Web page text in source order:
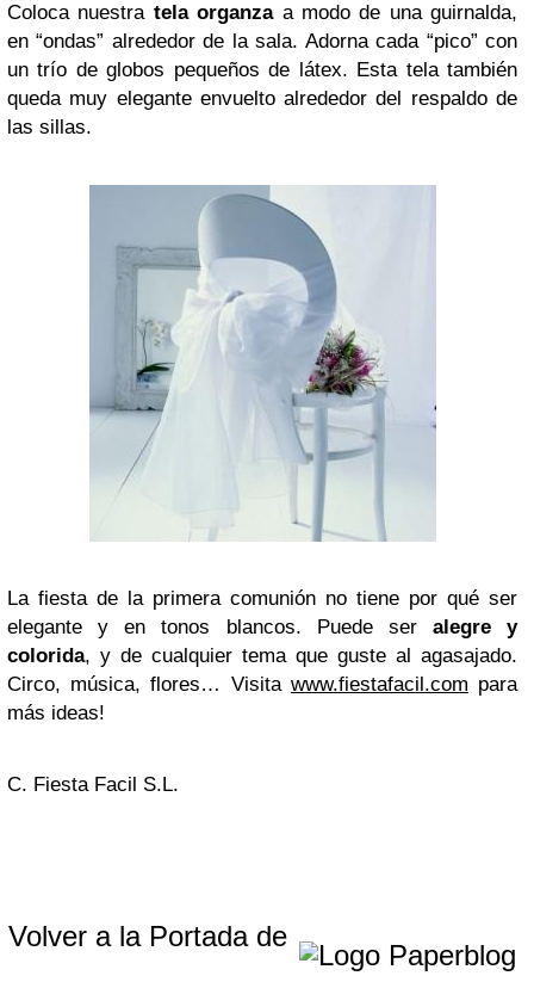
Coloca nuestra tela organzaa modo de una guirnalda,
en “ondas” alrededor de la sala. Adorna cada “pico” con
un trío de globos pequeños de látex. Esta tela también
queda muy elegante envuelto alrededor del respaldo de
las sillas.
La fiesta de la primera comunión no tiene por qué ser
elegante y en tonos blancos. Puede ser alegre y
colorida, y de cualquier tema que guste al agasajado.
Circo, música, flores… Visita www.fiestafacil.com para
más ideas!
C. Fiesta Facil S.L.
Volver a la Portada de